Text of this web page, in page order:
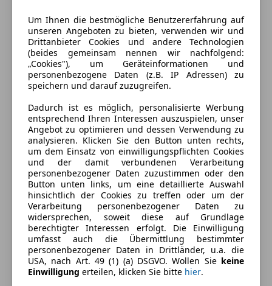
Energieverbrauch
Kraftstoff
Benzin
Kraftstoffverbrauch
6,40
l/100 km (komb.)
CO₂-Emissionen
144 g/km (komb.)
Ausstattung
Um Ihnen die bestmögliche Benutzererfahrung auf
unseren Angeboten zu bieten, verwenden wir und
Drittanbieter Cookies und andere Technologien
(beides gemeinsam nennen wir nachfolgend:
„Cookies"), um Geräteinformationen und
personenbezogene Daten (z.B. IP Adressen) zu
speichern und darauf zuzugreifen.
Dadurch ist es möglich, personalisierte Werbung
entsprechend Ihren Interessen auszuspielen, unser
Angebot zu optimieren und dessen Verwendung zu
analysieren. Klicken Sie den Button unten rechts,
um dem Einsatz von einwilligungspflichten Cookies
und der damit verbundenen Verarbeitung
personenbezogener Daten zuzustimmen oder den
Button unten links, um eine detaillierte Auswahl
hinsichtlich der Cookies zu treffen oder um der
Verarbeitung personenbezogener Daten zu
widersprechen, soweit diese auf Grundlage
berechtigter Interessen erfolgt. Die Einwilligung
umfasst auch die Übermittlung bestimmter
personenbezogener Daten in Drittländer, u.a. die
USA, nach Art. 49 (1) (a) DSGVO. Wollen Sie keine
Einwilligung erteilen, klicken Sie bitte hier.